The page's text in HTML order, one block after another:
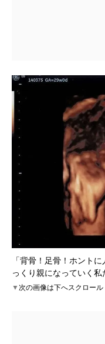
「背骨！足骨！ホント
っくり親になっていく私
▼次の画像は下へスクロー